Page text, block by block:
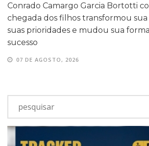
Conrado Camargo Garcia Bortotti
chegada dos filhos transformou
suas prioridades e mudou sua
sucesso
07 DE AGOSTO, 2026